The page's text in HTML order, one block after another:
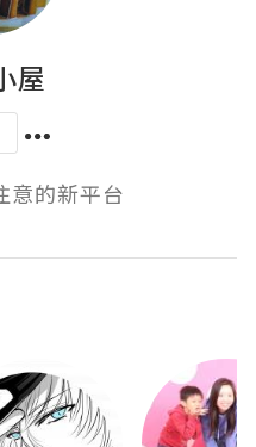
屋
意的新平台